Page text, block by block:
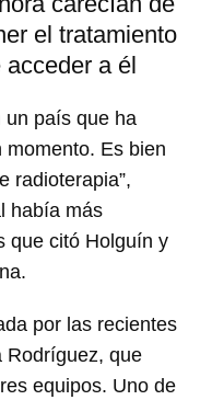
el tratamiento
a él
un país que ha
Es bien
radioterapia”,
había más
que citó Holguín y
por las recientes
Rodríguez, que
equipos. Uno de